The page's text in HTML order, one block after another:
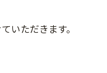
いただきます。